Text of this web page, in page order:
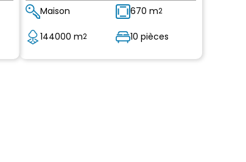
Maison 670 m2
144000 m2 10 pièces